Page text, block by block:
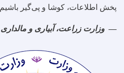
پخش اطلاعات، کوشا و پی‌گیر باشیم
وزارت زراعت، آبیاری و مالداری